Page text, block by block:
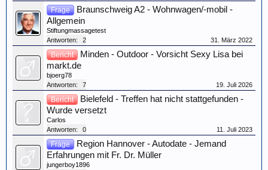
Frage
Braunschweig A2 - Wohnwagen/-mobil -
Allgemein
Stiftungmassagetest
Antworten:
2 31. März 2022
Bericht
Minden - Outdoor - Vorsicht Sexy Lisa bei
markt.de
bjoerg78
Antworten:
7 19. Juli 2026
Bericht
Bielefeld - Treffen hat nicht stattgefunden -
Wurde versetzt
Carlos
Antworten:
0 11. Juli 2023
Frage
Region Hannover - Autodate - Jemand
Erfahrungen mit Fr. Dr. Müller
jungerboy1896